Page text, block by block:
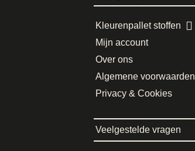
Kleurenpallet stoffen
Mijn account
Over ons
Algemene voorwaarden
Privacy & Cookies
Veelgestelde vragen